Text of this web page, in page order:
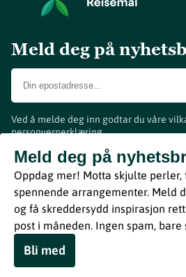
Meld deg på
Ved å melde deg inn godtar du våre
personvernerklæring.
Meld deg på
Oppdag mer! Motta skjulte perler,
spennende arrangementer. Meld
og få skreddersydd inspirasjon
post i måneden. Ingen spam, bare
Bli med
www.visitvestfold.com
Turistinformasjon
Vestfold Fylkeskommune
ByBreakfast